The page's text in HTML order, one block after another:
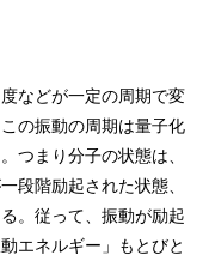
などが一定の周期で変
の振動の周期は量子化
つまり分子の状態は、
段階励起された状態、
。従って、振動が励起
エネルギー」もとびと